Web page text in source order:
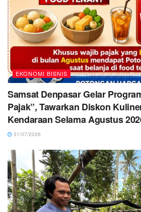
EKONOMI BISNIS
Samsat Denpasar Gelar
Pajak”, Tawarkan Diskon
Kendaraan Selama Agustus
31/07/2026